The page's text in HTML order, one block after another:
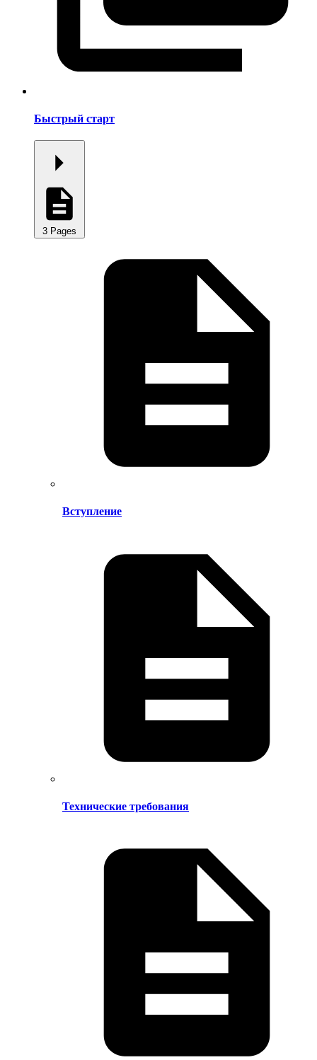
Быстрый старт
3 Pages
Вступление
Технические требования